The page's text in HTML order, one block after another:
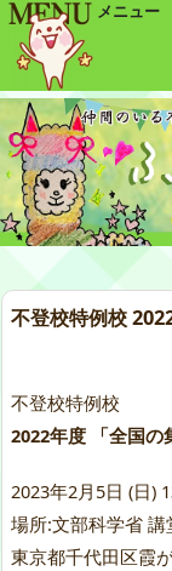
不登校特例校
不登校特例校
2022年度 「全国の
2023年2月5日 (日)
場所:文部科学省 講
東京都千代田区霞
メニュー